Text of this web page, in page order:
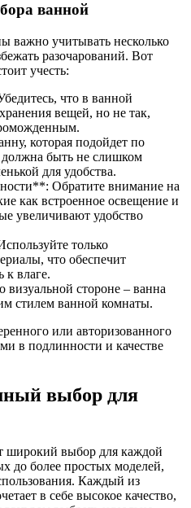
ванной
важно учитывать несколько
разочарований. Вот
учесть:
что в ванной
вещей, но не так,
которая подойдет по
должна быть не слишком
для удобства.
Обратите внимание на
как встроенное освещение и
увеличивают удобство
только
что обеспечит
к влаге.
стороне – ванна
стилем ванной комнаты.
или авторизованного
в подлинности и качестве
выбор для
широкий выбор для каждой
до более простых моделей,
Каждый из
в себе высокое качество,